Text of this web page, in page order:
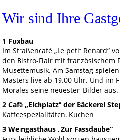
Wir sind Ihre
1 Fuxbau
Im Straßencafé „Le petit Renard“
den Bistro-Flair mit französischem
Musettemusik. Am Samstag
Masters live ab 19.00 Uhr. Und im
Morales seine neuesten Bilder aus.
2 Café „Eichplatz“ der Bäckerei
Kaffeespezialitäten, Kuchen
3 Weingasthaus „Zur Fassdaube“